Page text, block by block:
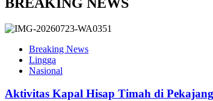
Breaking News
Lingga
Nasional
Aktivitas Kapal Hisap Timah di